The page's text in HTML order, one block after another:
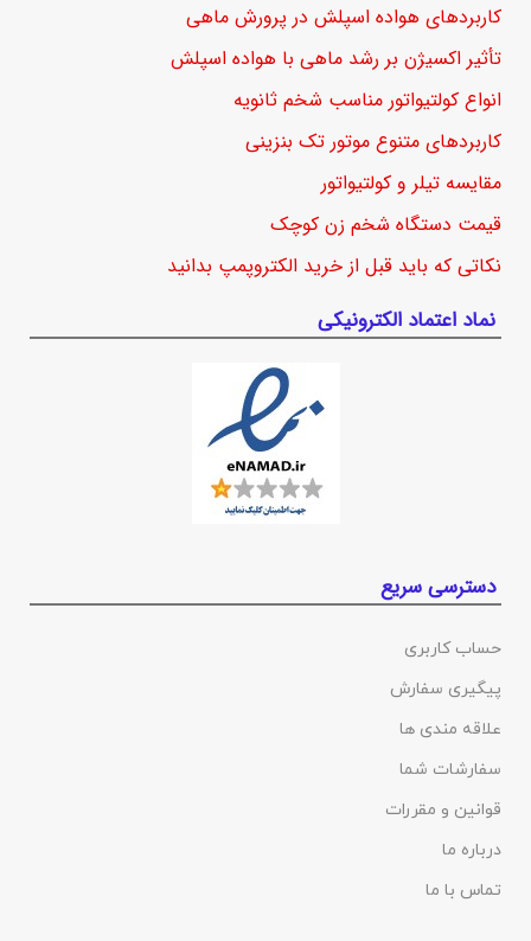
کاربردهای هواده اسپلش در پرورش ماهی
تأثیر اکسیژن بر رشد ماهی با هواده اسپلش
انواع کولتیواتور مناسب شخم ثانویه
کاربردهای متنوع موتور تک بنزینی
مقایسه تیلر و کولتیواتور
قیمت دستگاه شخم زن کوچک
نکاتی که باید قبل از خرید الکتروپمپ بدانید
نماد اعتماد الکترونیکی
دسترسی سریع
حساب کاربری
پیگیری سفارش
علاقه مندی ها
سفارشات شما
قوانین و مقررات
درباره ما
تماس با ما